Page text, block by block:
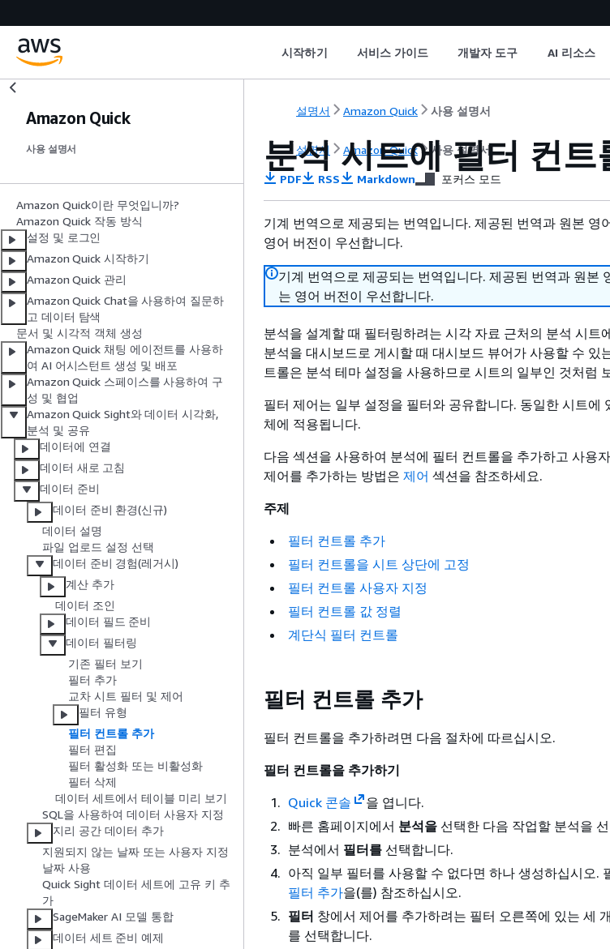
시작하기 서비스 가이드 개발자 도구 AI 리소스
Amazon Quick
사용 설명서
Amazon Quick이란 무엇입니까?
Amazon Quick 작동 방식
설정 및 로그인
Amazon Quick 시작하기
Amazon Quick 관리
Amazon Quick Chat을 사용하여 질문하
고 데이터 탐색
문서 및 시각적 객체 생성
Amazon Quick 채팅 에이전트를 사용하
여 AI 어시스턴트 생성 및 배포
Amazon Quick 스페이스를 사용하여 구
성 및 협업
Amazon Quick Sight와 데이터 시각화,
분석 및 공유
데이터에 연결
데이터 새로 고침
데이터 준비
데이터 준비 환경(신규)
데이터 설명
파일 업로드 설정 선택
데이터 준비 경험(레거시)
계산 추가
데이터 조인
데이터 필드 준비
데이터 필터링
기존 필터 보기
필터 추가
교차 시트 필터 및 제어
필터 유형
필터 컨트롤 추가
필터 편집
필터 활성화 또는 비활성화
필터 삭제
데이터 세트에서 테이블 미리 보기
SQL을 사용하여 데이터 사용자 지정
지리 공간 데이터 추가
지원되지 않는 날짜 또는 사용자 지정
날짜 사용
Quick Sight 데이터 세트에 고유 키 추
가
SageMaker AI 모델 통합
데이터 세트 준비 예제
설명서 Amazon Quick 사용 설명서
설명서 Amazon Quick 사용 설명서
분석 시트에 필터 컨트
PDF RSS Markdown 포커스 모드
기계 번역으로 제공되는 번역입니다. 제공된 번역과 원본 영
영어 버전이 우선합니다.
기계 번역으로 제공되는 번역입니다. 제공된 번역과 원본
는 영어 버전이 우선합니다.
분석을 설계할 때 필터링하려는 시각 자료 근처의 분석 시트
분석을 대시보드로 게시할 때 대시보드 뷰어가 사용할 수 있
트롤은 분석 테마 설정을 사용하므로 시트의 일부인 것처럼
필터 제어는 일부 설정을 필터와 공유합니다. 동일한 시트에
체에 적용됩니다.
다음 섹션을 사용하여 분석에 필터 컨트롤을 추가하고 사용
제어를 추가하는 방법은 제어 섹션을 참조하세요.
주제
필터 컨트롤 추가
필터 컨트롤을 시트 상단에 고정
필터 컨트롤 사용자 지정
필터 컨트롤 값 정렬
계단식 필터 컨트롤
필터 컨트롤 추가
필터 컨트롤을 추가하려면 다음 절차에 따르십시오.
필터 컨트롤을 추가하기
Quick 콘솔
을 엽니다.
빠른 홈페이지에서 분석을 선택한 다음 작업할 분석을
분석에서 필터를 선택합니다.
아직 일부 필터를 사용할 수 없다면 하나 생성하십시오.
필터 추가을(를) 참조하십시오.
필터 창에서 제어를 추가하려는 필터 오른쪽에 있는 세
를 선택합니다.